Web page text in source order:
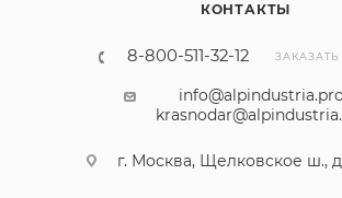
КОНТАКТЫ
8-800-511-32-12
info@alpindustria.pro
г. Москва, Щелковское ш., д.